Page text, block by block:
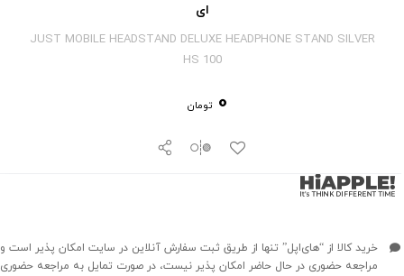
ای
JUST MOBILE HEADSTAND DELUXE HEADPHONE STAND SILVER
HS 100
0 تومان
خرید کالا از “های‌اپل” تنها از طریق ثبت سفارش آنلاین در سایت امکان پذیر است و
مراجعه حضوری در حال حاضر امکان پذیر نیست، در صورت تمایل به مراجعه حضوری